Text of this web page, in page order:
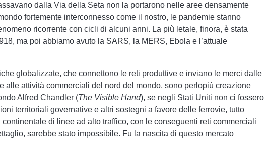
dalla Via della Seta non la portarono nelle aree densamente
fortemente interconnesso come il nostro, le pandemie stanno
ricorrente con cicli di alcuni anni. La più letale, finora, è stata
ma poi abbiamo avuto la SARS, la MERS, Ebola e l’attuale
globalizzate, che connettono le reti produttive e inviano le merci dalle
alle attività commerciali del nord del mondo, sono perlopiù creazione
Alfred Chandler (The Visible Hand), se negli Stati Uniti non ci fossero
territoriali governative e altri sostegni a favore delle ferrovie, tutto
continentale di linee ad alto traffico, con le conseguenti reti commerciali
sarebbe stato impossibile. Fu la nascita di questo mercato